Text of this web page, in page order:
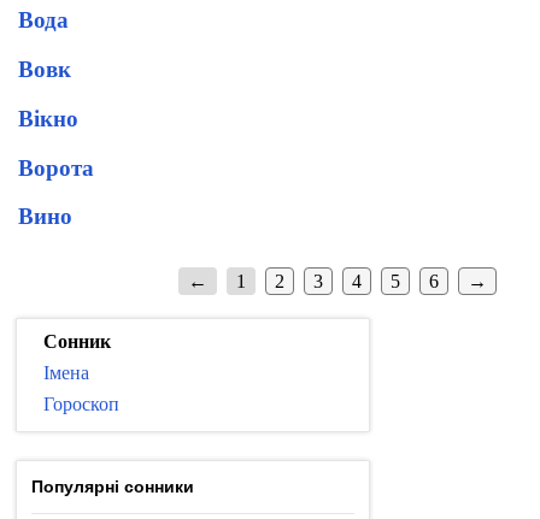
Вода
Вовк
Вікно
Ворота
Вино
← 1 2 3 4 5 6 →
Сонник
Імена
Гороскоп
Популярні сонники